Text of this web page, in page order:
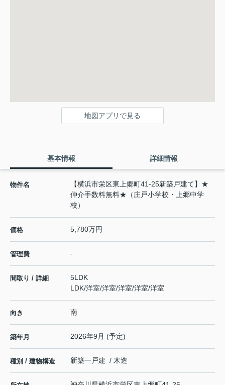
地図アプリで見る
基本情報 詳細情報
物件名
【横浜市栄区東上郷町41-25新築戸建て】★
仲介手数料無料★（庄戸小学校・上郷中学
校）
価格 5,780万円
管理費 -
間取り / 詳細
5LDK
LDK/洋室/洋室/洋室/洋室/洋室
向き 南
築年月 2026年9月 (予定)
種別 / 建物構造 新築一戸建 / 木造